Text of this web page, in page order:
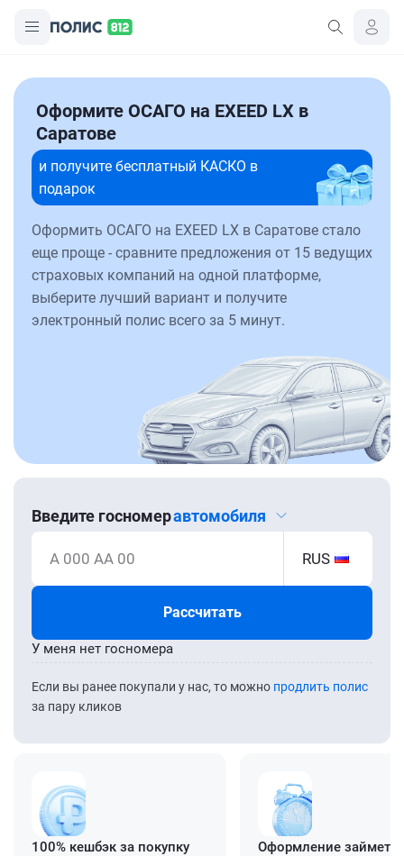
Оформите ОСАГО на EXEED LX в
Саратове
и получите бесплатный КАСКО в
подарок
Оформить ОСАГО на EXEED LX в Саратове стало
еще проще - сравните предложения от 15 ведущих
страховых компаний на одной платформе,
выберите лучший вариант и получите
электронный полис всего за 5 минут.
Введите госномеравтомобиля
А 000 АА 00 RUS
Рассчитать
Если вы ранее покупали у нас, то можно продлить полис
за пару кликов
У меня нет госномера
100% кешбэк за покупку
Оформление займет